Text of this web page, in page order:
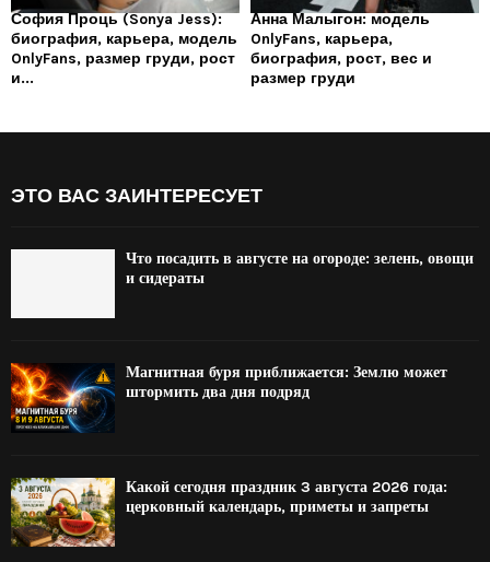
София Проць (Sonya Jess):
биография, карьера, модель
OnlyFans, размер груди, рост
и...
Анна Малыгон: модель
OnlyFans, карьера,
биография, рост, вес и
размер груди
ЭТО ВАС ЗАИНТЕРЕСУЕТ
Что посадить в августе на огороде: зелень, овощи
и сидераты
Магнитная буря приближается: Землю может
штормить два дня подряд
Какой сегодня праздник 3 августа 2026 года:
церковный календарь, приметы и запреты